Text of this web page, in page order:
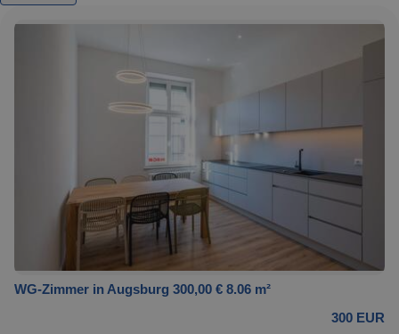
WG-Zimmer in Augsburg 300,00 € 8.06 m²
300 EUR